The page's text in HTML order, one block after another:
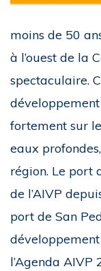
moins de 50
à l’ouest de la
spectaculaire.
développement
fortement sur
eaux
région. Le port
de l’AIVP
port de San
l’Agenda AIVP